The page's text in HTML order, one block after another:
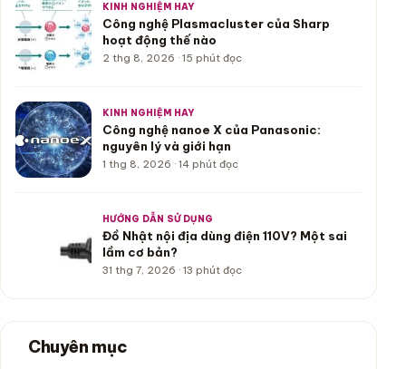
KINH NGHIỆM HAY
Công nghệ Plasmacluster của Sharp
hoạt động thế nào
2 thg 8, 2026 · 15 phút đọc
KINH NGHIỆM HAY
Công nghệ nanoe X của Panasonic:
nguyên lý và giới hạn
1 thg 8, 2026 · 14 phút đọc
HƯỚNG DẪN SỬ DỤNG
Đồ Nhật nội địa dùng điện 110V? Một sai
lầm cơ bản?
31 thg 7, 2026 · 13 phút đọc
Chuyên mục